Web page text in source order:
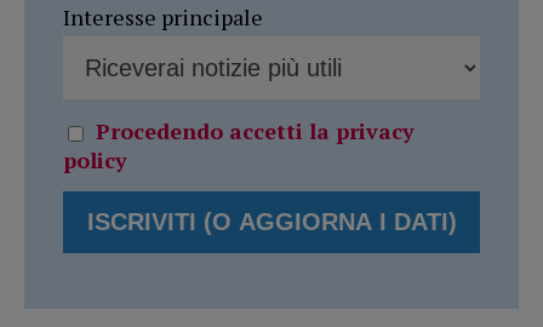
Interesse principale
Procedendo accetti la privacy
policy